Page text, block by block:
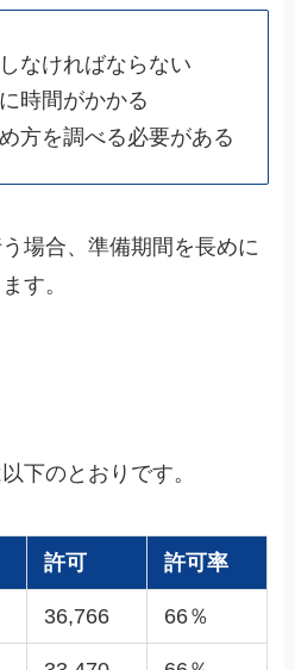
なければならない
時間がかかる
方を調べる必要がある
場合、準備期間を長めに
す。
下のとおりです。
許可 許可率
36,766 66％